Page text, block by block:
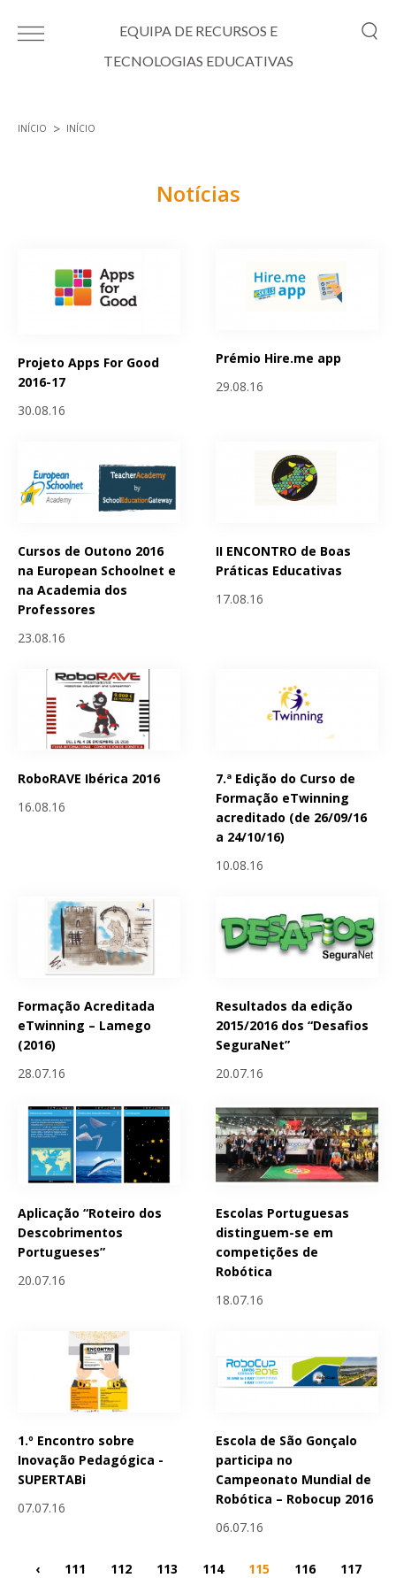
EQUIPA DE RECURSOS E
TECNOLOGIAS EDUCATIVAS
INÍCIO INÍCIO
Notícias
Projeto Apps For Good
2016-17
30.08.16
Prémio Hire.me app
29.08.16
Cursos de Outono 2016
na European Schoolnet e
na Academia dos
Professores
23.08.16
II ENCONTRO de Boas
Práticas Educativas
17.08.16
RoboRAVE Ibérica 2016
16.08.16
7.ª Edição do Curso de
Formação eTwinning
acreditado (de 26/09/16
a 24/10/16)
10.08.16
Formação Acreditada
eTwinning – Lamego
(2016)
28.07.16
Resultados da edição
2015/2016 dos “Desafios
SeguraNet”
20.07.16
Aplicação “Roteiro dos
Descobrimentos
Portugueses”
20.07.16
Escolas Portuguesas
distinguem-se em
competições de
Robótica
18.07.16
1.º Encontro sobre
Inovação Pedagógica -
SUPERTABi
07.07.16
Escola de São Gonçalo
participa no
Campeonato Mundial de
Robótica – Robocup 2016
06.07.16
Páginas
‹ 111 112 113 114 115 116
117